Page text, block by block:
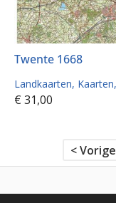
Twente 1668
Landkaarten Kaarten
€ 31,00
< Vorige